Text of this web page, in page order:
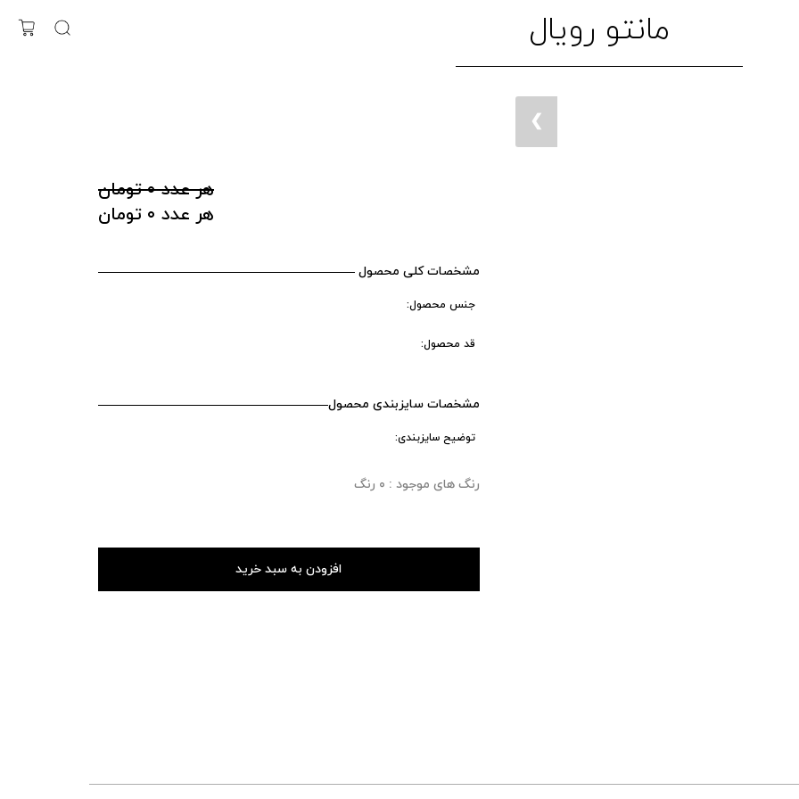
مانتو رویال
❮
هر عدد ۰ تومان
هر عدد ۰ تومان
مشخصات کلی محصول
جنس محصول:
قد محصول:
مشخصات سایزبندی محصول
توضیح سایزبندی:
رنگ های موجود : ۰ رنگ
افزودن به سبد خرید